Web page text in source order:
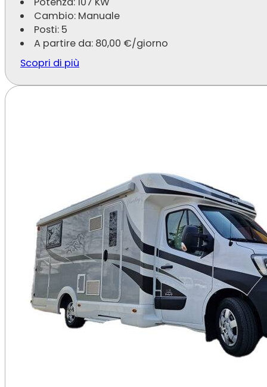
Cambio: Manuale
Posti: 5
A partire da: 80,00 €/giorno
Scopri di più